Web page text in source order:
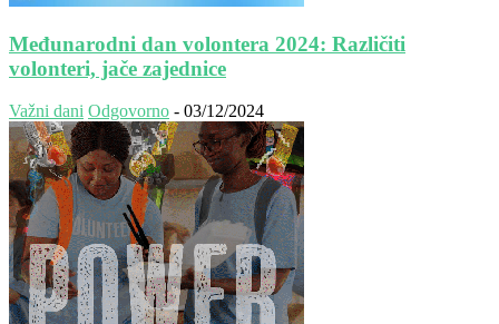
Međunarodni dan volontera 2024: Različiti
volonteri, jače zajednice
Važni dani Odgovorno - 03/12/2024